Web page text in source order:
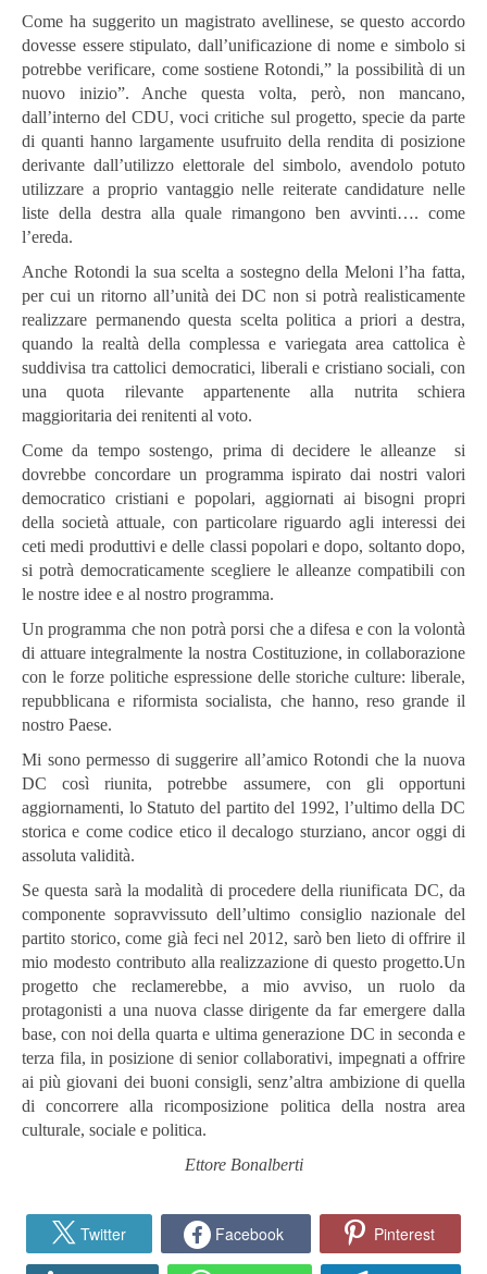
Come ha suggerito un magistrato avellinese, se questo accordo
dovesse essere stipulato, dall’unificazione di nome e simbolo si
potrebbe verificare, come sostiene Rotondi,” la possibilità di un
nuovo inizio”. Anche questa volta, però, non mancano,
dall’interno del CDU, voci critiche sul progetto, specie da parte
di quanti hanno largamente usufruito della rendita di posizione
derivante dall’utilizzo elettorale del simbolo, avendolo potuto
utilizzare a proprio vantaggio nelle reiterate candidature nelle
liste della destra alla quale rimangono ben avvinti…. come
l’ereda.
Anche Rotondi la sua scelta a sostegno della Meloni l’ha fatta,
per cui un ritorno all’unità dei DC non si potrà realisticamente
realizzare permanendo questa scelta politica a priori a destra,
quando la realtà della complessa e variegata area cattolica è
suddivisa tra cattolici democratici, liberali e cristiano sociali, con
una quota rilevante appartenente alla nutrita schiera
maggioritaria dei renitenti al voto.
Come da tempo sostengo, prima di decidere le alleanze si
dovrebbe concordare un programma ispirato dai nostri valori
democratico cristiani e popolari, aggiornati ai bisogni propri
della società attuale, con particolare riguardo agli interessi dei
ceti medi produttivi e delle classi popolari e dopo, soltanto dopo,
si potrà democraticamente scegliere le alleanze compatibili con
le nostre idee e al nostro programma.
Un programma che non potrà porsi che a difesa e con la volontà
di attuare integralmente la nostra Costituzione, in collaborazione
con le forze politiche espressione delle storiche culture: liberale,
repubblicana e riformista socialista, che hanno, reso grande il
nostro Paese.
Mi sono permesso di suggerire all’amico Rotondi che la nuova
DC così riunita, potrebbe assumere, con gli opportuni
aggiornamenti, lo Statuto del partito del 1992, l’ultimo della DC
storica e come codice etico il decalogo sturziano, ancor oggi di
assoluta validità.
Se questa sarà la modalità di procedere della riunificata DC, da
componente sopravvissuto dell’ultimo consiglio nazionale del
partito storico, come già feci nel 2012, sarò ben lieto di offrire il
mio modesto contributo alla realizzazione di questo progetto.Un
progetto che reclamerebbe, a mio avviso, un ruolo da
protagonisti a una nuova classe dirigente da far emergere dalla
base, con noi della quarta e ultima generazione DC in seconda e
terza fila, in posizione di senior collaborativi, impegnati a offrire
ai più giovani dei buoni consigli, senz’altra ambizione di quella
di concorrere alla ricomposizione politica della nostra area
culturale, sociale e politica.
Ettore Bonalberti
Twitter Facebook Pinterest